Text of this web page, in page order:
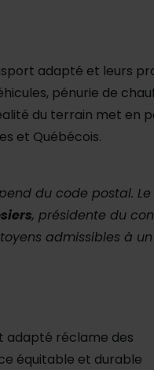
adapté et leurs
pénurie de
du terrain met en
et Québécois.
du code postal. Le
, présidente du
admissibles à un
adapté réclame des
équitable et durable